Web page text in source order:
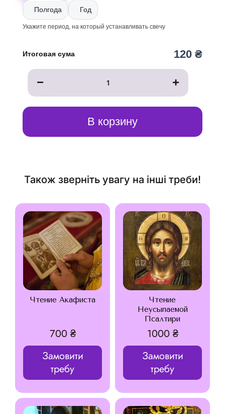
Полгода Год
Укажите период, на который устанавливать свечу
Итоговая сума 120 ₴
иконе
Святого
Василия
В корзину
Також зверніть увагу на інші треби!
Чтение Акафиста
700 ₴
Замовити
требу
Чтение
Неусыпаемой
Псалтири
1000 ₴
Замовити
требу